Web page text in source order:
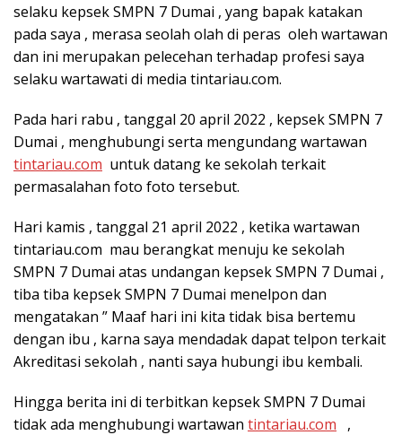
selaku kepsek SMPN 7 Dumai , yang bapak katakan
pada saya , merasa seolah olah di peras oleh wartawan
dan ini merupakan pelecehan terhadap profesi saya
selaku wartawati di media tintariau.com.
Pada hari rabu , tanggal 20 april 2022 , kepsek SMPN 7
Dumai , menghubungi serta mengundang wartawan
tintariau.com untuk datang ke sekolah terkait
permasalahan foto foto tersebut.
Hari kamis , tanggal 21 april 2022 , ketika wartawan
tintariau.com mau berangkat menuju ke sekolah
SMPN 7 Dumai atas undangan kepsek SMPN 7 Dumai ,
tiba tiba kepsek SMPN 7 Dumai menelpon dan
mengatakan ” Maaf hari ini kita tidak bisa bertemu
dengan ibu , karna saya mendadak dapat telpon terkait
Akreditasi sekolah , nanti saya hubungi ibu kembali.
Hingga berita ini di terbitkan kepsek SMPN 7 Dumai
tidak ada menghubungi wartawan tintariau.com ,